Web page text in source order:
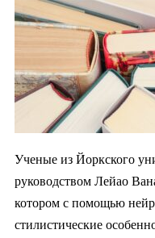
Ученые из Йоркского
руководством Лейао
котором с помощью
стилистические